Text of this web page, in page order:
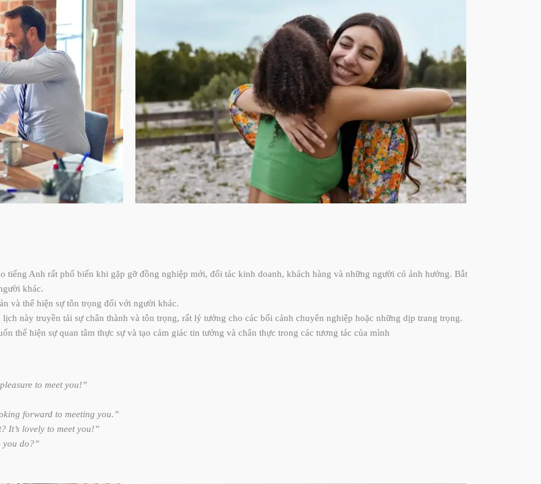
tiếng Anh rất phổ biến khi gặp gỡ đồng nghiệp mới, đối tác kinh doanh, khách hàng và những người có ảnh hưởng. Bắt
khác.
và thể hiện sự tôn trọng đối với người khác.
này truyền tải sự chân thành và tôn trọng, rất lý tưởng cho các bối cảnh chuyên nghiệp hoặc những dịp trang trọng.
thể hiện sự quan tâm thực sự và tạo cảm giác tin tưởng và chân thực trong các tương tác của mình
to meet you!”
forward to meeting you.”
It’s lovely to meet you!”
you do?”